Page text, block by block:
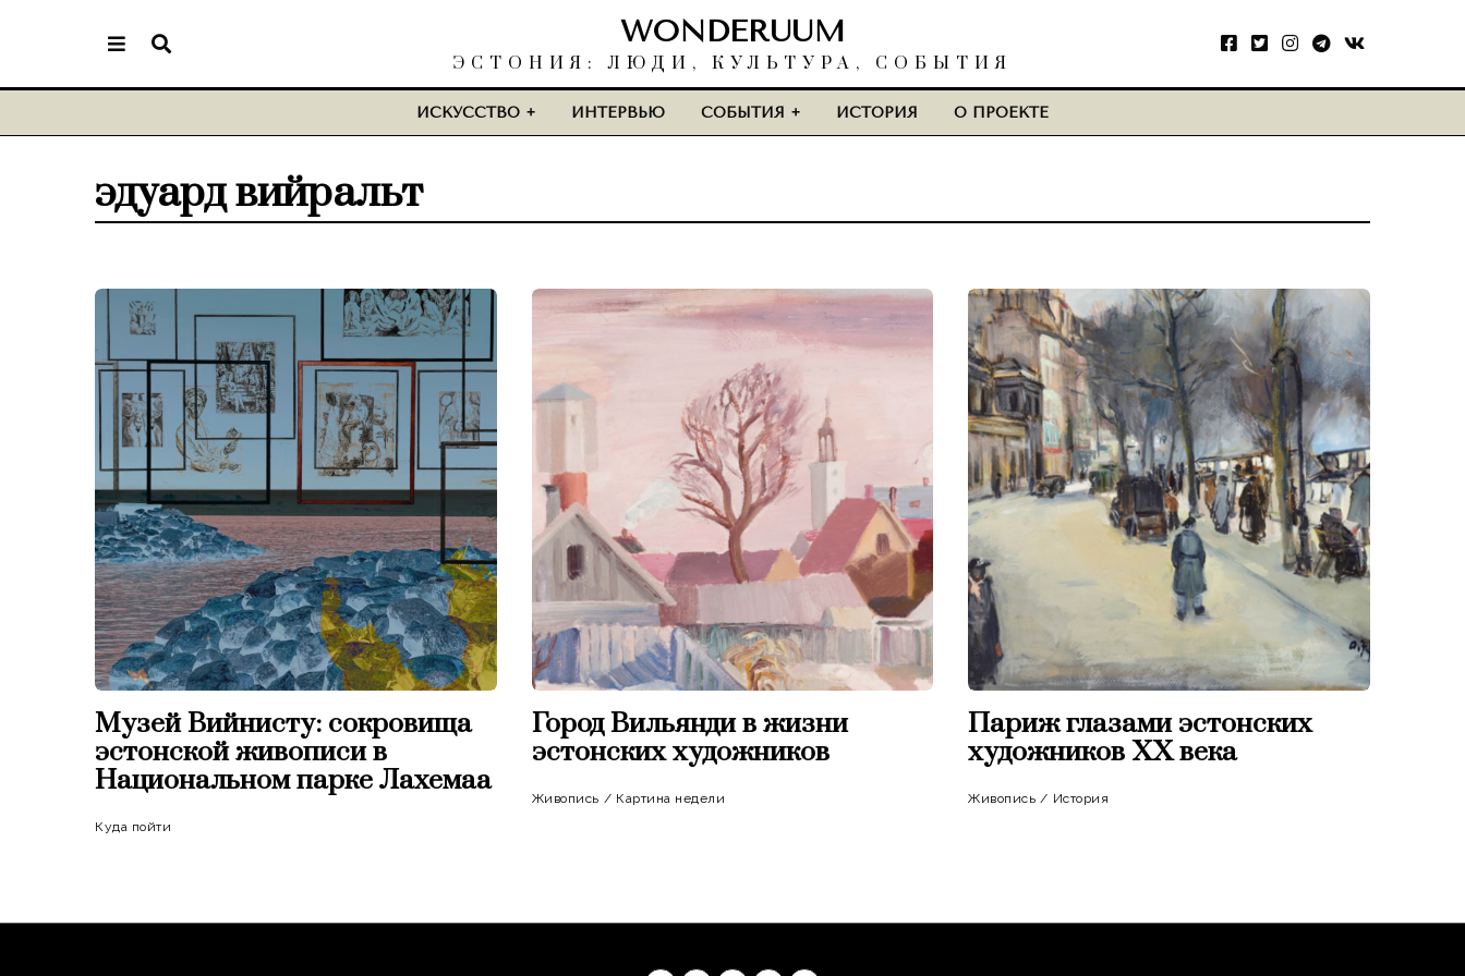
WONDERUUM
ЭСТОНИЯ: ЛЮДИ, КУЛЬТУРА, СОБЫТИЯ
ИСКУССТВО ИНТЕРВЬЮ СОБЫТИЯ ИСТОРИЯ О ПРОЕКТЕ
эдуард вийральт
Музей Вийнисту: сокровища
эстонской живописи в
Национальном парке Лахемаа
Куда пойти
Город Вильянди в жизни
эстонских художников
Живопись / Картина недели
Париж глазами эстонских
художников XX века
Живопись / История